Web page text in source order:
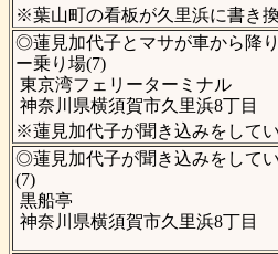
※葉山町の看板が久里浜に書き
◎蓮見加代子とマサが車から降
ー乗り場(7)
東京湾フェリーターミナル
神奈川県横須賀市久里浜8丁目
※蓮見加代子が聞き込みをして
◎蓮見加代子が聞き込みをして
(7)
黒船亭
神奈川県横須賀市久里浜8丁目